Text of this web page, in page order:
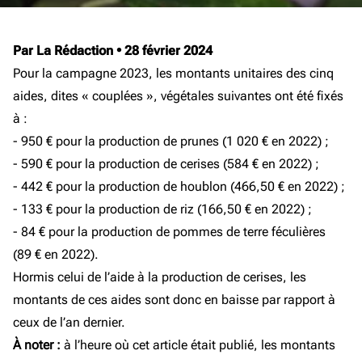
Par La Rédaction • 28 février 2024
Pour la campagne 2023, les montants unitaires des cinq
aides, dites « couplées », végétales suivantes ont été fixés
à :
- 950 € pour la production de prunes (1 020 € en 2022) ;
- 590 € pour la production de cerises (584 € en 2022) ;
- 442 € pour la production de houblon (466,50 € en 2022) ;
- 133 € pour la production de riz (166,50 € en 2022) ;
- 84 € pour la production de pommes de terre féculières
(89 € en 2022).
Hormis celui de l’aide à la production de cerises, les
montants de ces aides sont donc en baisse par rapport à
ceux de l’an dernier.
À noter : à l’heure où cet article était publié, les montants